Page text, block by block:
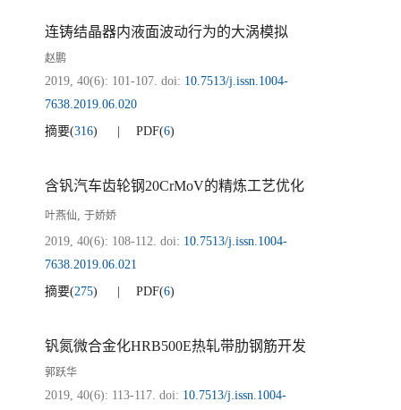
连铸结晶器内液面波动行为的大涡模拟
赵鹏
2019, 40(6): 101-107. doi: 10.7513/j.issn.1004-
7638.2019.06.020
摘要(316) PDF(6)
含钒汽车齿轮钢20CrMoV的精炼工艺优化
叶燕仙, 于娇娇
2019, 40(6): 108-112. doi: 10.7513/j.issn.1004-
7638.2019.06.021
摘要(275) PDF(6)
钒氮微合金化HRB500E热轧带肋钢筋开发
郭跃华
2019, 40(6): 113-117. doi: 10.7513/j.issn.1004-